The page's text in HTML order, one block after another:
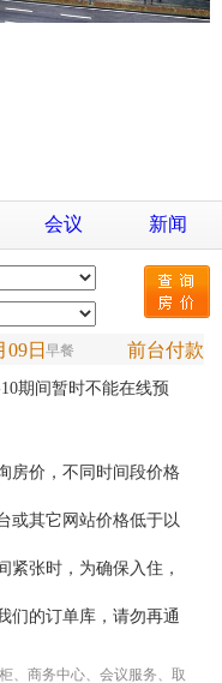
会议 新闻
09日早餐 前台付款
期间暂时不能在线预
房价，不同时间段价格
或其它网站价格低于以
紧张时，为确保入住，
们的订单库，请勿再通
、商务中心、会议服务、取